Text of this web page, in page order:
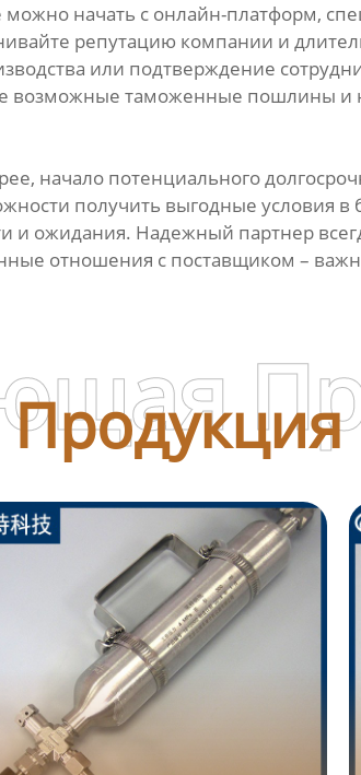
начать с онлайн-платформ,
репутацию компании и
или подтверждение
возможные таможенные пошлины и
начало потенциального
получить выгодные условия
ожидания. Надежный партнер
отношения с поставщиком –
Продукция